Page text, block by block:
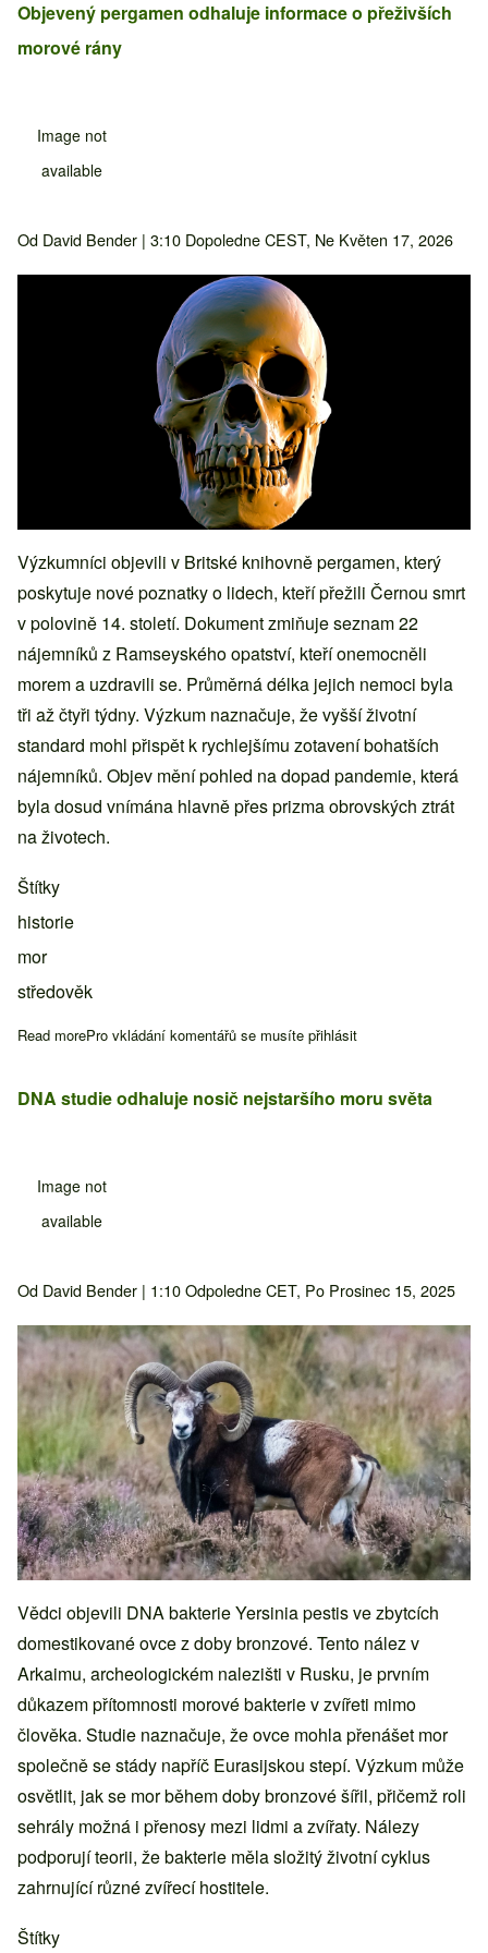
Obsah hlavní stránky
Objevený pergamen odhaluje informace o přeživších
morové rány
Image not
available
Od David Bender | 3:10 Dopoledne CEST, Ne Květen 17, 2026
Výzkumníci objevili v Britské knihovně pergamen, který
poskytuje nové poznatky o lidech, kteří přežili Černou smrt
v polovině 14. století. Dokument zmiňuje seznam 22
nájemníků z Ramseyského opatství, kteří onemocněli
morem a uzdravili se. Průměrná délka jejich nemoci byla
tři až čtyři týdny. Výzkum naznačuje, že vyšší životní
standard mohl přispět k rychlejšímu zotavení bohatších
nájemníků. Objev mění pohled na dopad pandemie, která
byla dosud vnímána hlavně přes prizma obrovských ztrát
na životech.
Štítky
historie
mor
středověk
Read moreabout Objevený pergamen odhaluje informace o přeživších
Pro vkládání komentářů se musíte přihlásit
DNA studie odhaluje nosič nejstaršího moru světa
Image not
available
Od David Bender | 1:10 Odpoledne CET, Po Prosinec 15, 2025
Vědci objevili DNA bakterie Yersinia pestis ve zbytcích
domestikované ovce z doby bronzové. Tento nález v
Arkaimu, archeologickém nalezišti v Rusku, je prvním
důkazem přítomnosti morové bakterie v zvířeti mimo
člověka. Studie naznačuje, že ovce mohla přenášet mor
společně se stády napříč Eurasijskou stepí. Výzkum může
osvětlit, jak se mor během doby bronzové šířil, přičemž roli
sehrály možná i přenosy mezi lidmi a zvířaty. Nálezy
podporují teorii, že bakterie měla složitý životní cyklus
zahrnující různé zvířecí hostitele.
Štítky